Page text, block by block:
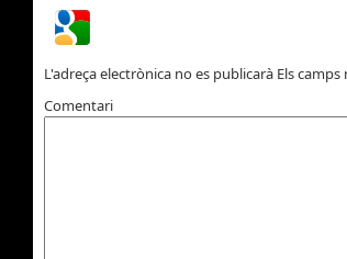
L'adreça electrònica no es publicarà Els
Comentari